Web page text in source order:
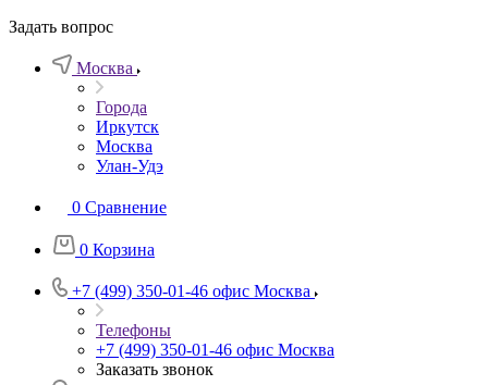
Задать вопрос
Москва
Города
Иркутск
Москва
Улан-Удэ
0 Сравнение
0 Корзина
+7 (499) 350-01-46 офис Москва
Телефоны
+7 (499) 350-01-46 офис Москва
Заказать звонок